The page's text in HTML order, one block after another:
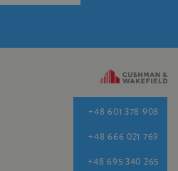
+48 601 378 908
+48 666 021 769
+48 695 340 265